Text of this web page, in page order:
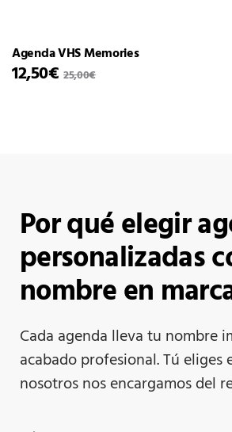
Agenda VHS Memories
12,50€ 25,00€
Por qué elegir
personalizadas
nombre en
Cada agenda lleva tu nombre
acabado profesional. Tú eliges
nosotros nos encargamos del